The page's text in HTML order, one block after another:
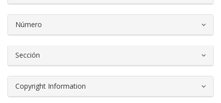
Número
Sección
Copyright Information